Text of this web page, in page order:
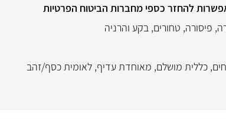
להחזר כספי מחברות הביטוח הפרטיות
, פיסורה, טחורים, בקע והרניה
, כללית מושלם, מאוחדת עדיף, לאומית כסף/זהב